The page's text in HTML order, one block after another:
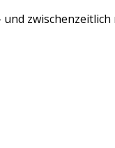
zwischenzeitlich